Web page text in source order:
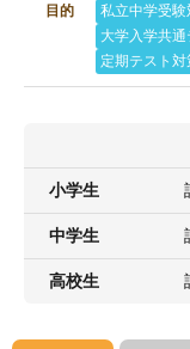
目的 私立中学受験
大学入学共
定期テスト対
小学生
中学生
高校生